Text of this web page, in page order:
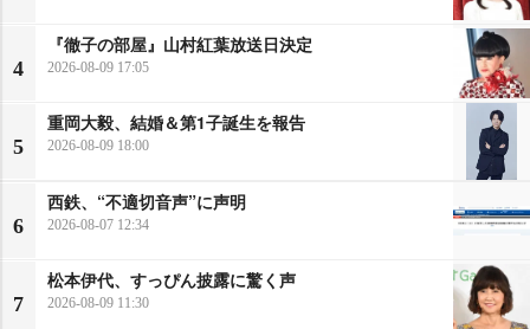
4
『徹子の部屋』山村紅葉放送日決定
2026-08-09 17:05
5
重岡大毅、結婚＆第1子誕生を報告
2026-08-09 18:00
6
西鉄、“不適切音声”に声明
2026-08-07 12:34
7
松本伊代、すっぴん披露に驚く声
2026-08-09 11:30